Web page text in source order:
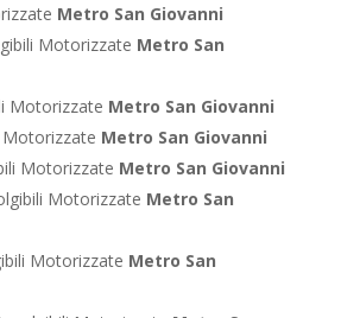
Metro San Giovanni
Motorizzate Metro San
Motorizzate Metro San Giovanni
Motorizzate Metro San Giovanni
Motorizzate Metro San Giovanni
Motorizzate Metro San
Motorizzate Metro San